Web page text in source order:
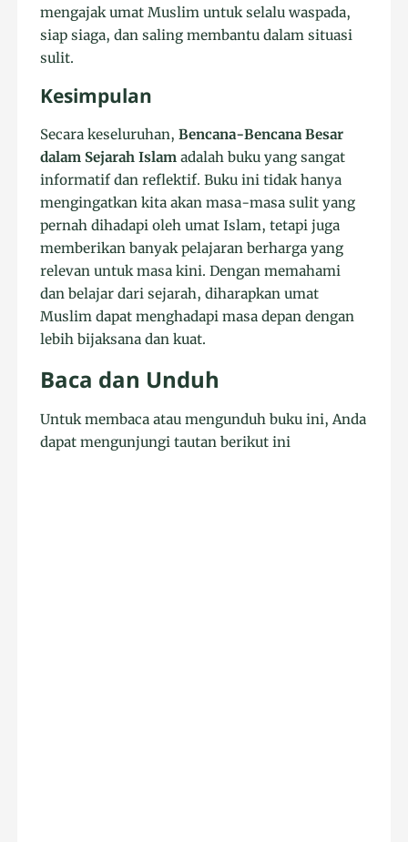
mengajak umat Muslim untuk selalu waspada,
siap siaga, dan saling membantu dalam situasi
sulit.
Kesimpulan
Secara keseluruhan,Bencana-Bencana Besar
dalam Sejarah Islam adalah buku yang sangat
informatif dan reflektif. Buku ini tidak hanya
mengingatkan kita akan masa-masa sulit yang
pernah dihadapi oleh umat Islam, tetapi juga
memberikan banyak pelajaran berharga yang
relevan untuk masa kini. Dengan memahami
dan belajar dari sejarah, diharapkan umat
Muslim dapat menghadapi masa depan dengan
lebih bijaksana dan kuat.
Baca dan Unduh
Untuk membaca atau mengunduh buku ini, Anda
dapat mengunjungi tautan berikut ini